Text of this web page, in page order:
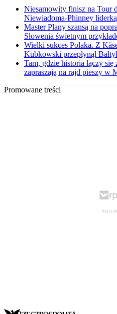
Niesamowity finisz na Tour
Niewiadoma-Phinney liderką
Master Plany szansą na
Słowenia świetnym
Wielki sukces Polaka. Z
Kubkowski przepłynął
Tam, gdzie historia łączy
zapraszają na rajd pieszy w
Promowane treści